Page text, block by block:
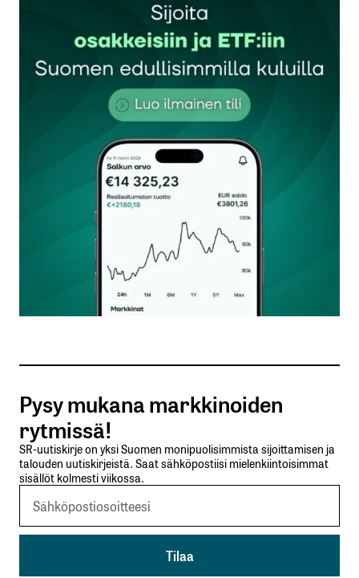
Sähköpostiosoitettasi ei julkaista.Pakolliset
kentät on merkitty*
Kommentti*
Nimesi tai nimimerkkisi
Sähköpostiosoitteesi
Tilaa SalkunRakentajan uutiskirje
Lähetä kommentti
Pysy mukana markkinoiden
rytmissä!
SR-uutiskirje on yksi Suomen monipuolisimmista sijoittamisen ja
talouden uutiskirjeistä. Saat sähköpostiisi mielenkiintoisimmat
sisällöt kolmesti viikossa.